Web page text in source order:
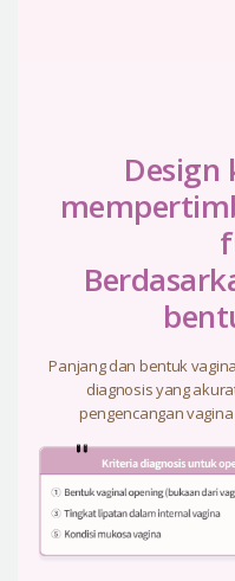
Design
Panjang dan bentuk
diagnosis yang
pengencangan